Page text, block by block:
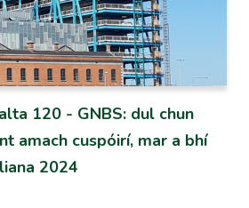
120 - GNBS: dul chun
amach cuspóirí, mar a bhí
2024